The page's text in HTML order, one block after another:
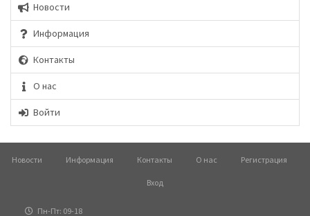
Новости
Информация
Контакты
О нас
Войти
Новости Информация Контакты О нас Регистрация
Вход
Пн-Пт: 09-18